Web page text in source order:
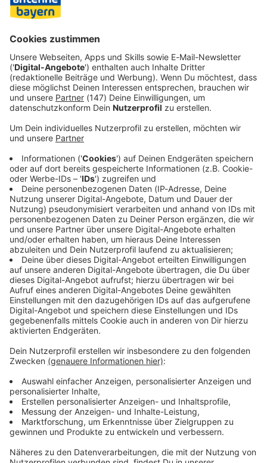
den Trauungen im Stadion ist demnach für 50 Leute – und
das Wetter sollte auch mitspielen: Regnet es, wird das
Ganze vom Spielfeld weg nach drinnen in den VIP-Bereich
Immer auf dem Laufenden
bleiben!
Verpass' nichts mehr - mit unserem kostenlosen
ANTENNE BAYERN Newsletter. Ob Nachrichten,
Lifestyle oder unsere neuesten Aktionen - wir
informieren dich.
Zum Newsletter anmelden